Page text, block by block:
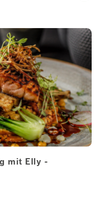
mit Elly -